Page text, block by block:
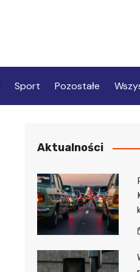
Sport Pozostałe
Aktualności